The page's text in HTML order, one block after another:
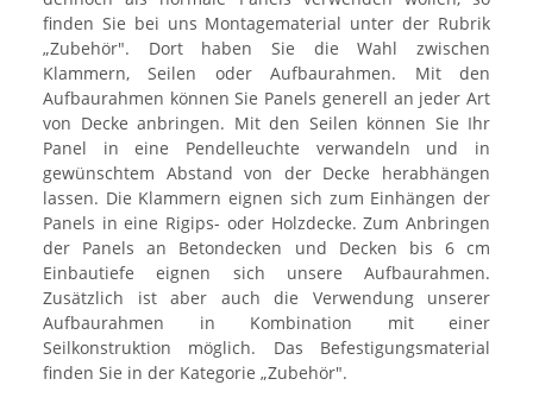
finden Sie bei uns Montagematerial unter der Rubrik
„Zubehör". Dort haben Sie die Wahl zwischen
Klammern, Seilen oder Aufbaurahmen. Mit den
Aufbaurahmen können Sie Panels generell an jeder Art
von Decke anbringen. Mit den Seilen können Sie Ihr
Panel in eine Pendelleuchte verwandeln und in
gewünschtem Abstand von der Decke herabhängen
lassen. Die Klammern eignen sich zum Einhängen der
Panels in eine Rigips- oder Holzdecke. Zum Anbringen
der Panels an Betondecken und Decken bis 6 cm
Einbautiefe eignen sich unsere Aufbaurahmen.
Zusätzlich ist aber auch die Verwendung unserer
Aufbaurahmen in Kombination mit einer
Seilkonstruktion möglich. Das Befestigungsmaterial
finden Sie in der Kategorie „Zubehör".